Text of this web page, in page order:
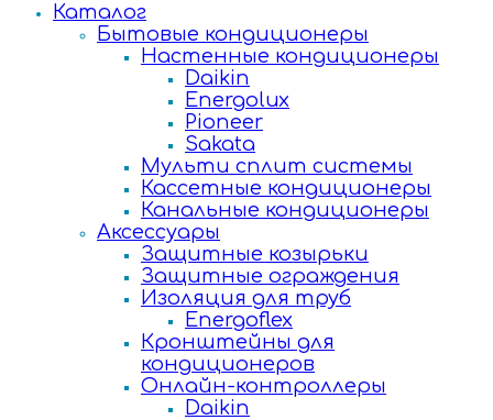
Каталог
Бытовые кондиционеры
Настенные кондиционеры
Daikin
Energolux
Pioneer
Sakata
Мульти сплит системы
Кассетные кондиционеры
Канальные кондиционеры
Аксессуары
Защитные козырьки
Защитные ограждения
Изоляция для труб
Energoflex
Кронштейны для
кондиционеров
Онлайн-контроллеры
Daikin